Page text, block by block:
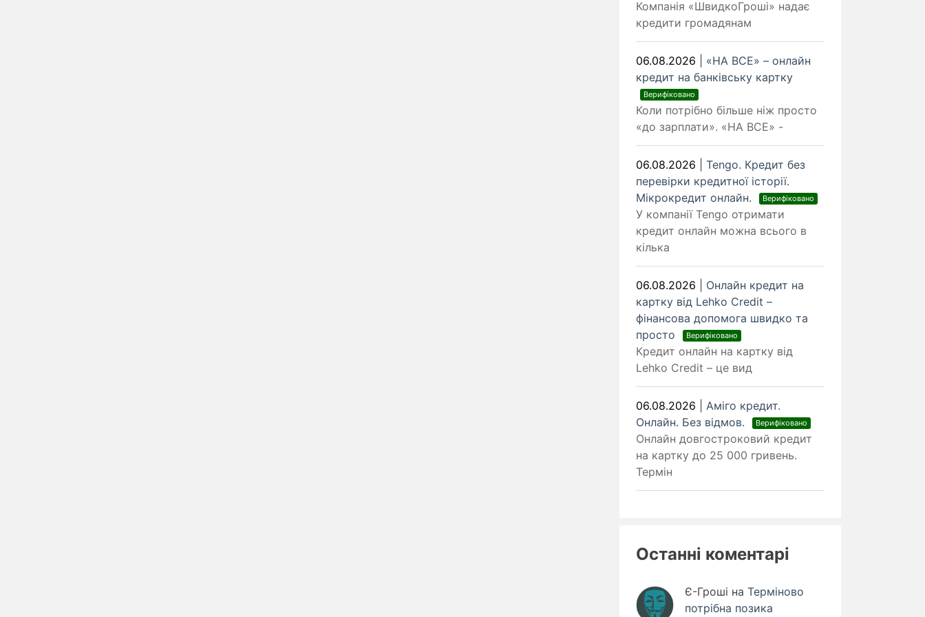
Компанія «ШвидкоГроші» надає
кредити громадянам
06.08.2026
«НА ВСЕ» – онлайн
кредит на банківську картку
Верифіковано
Коли потрібно більше ніж просто
«до зарплати». «НА ВСЕ» -
06.08.2026
Tengo. Кредит без
перевірки кредитної історії.
Мікрокредит онлайн.
Верифіковано
У компанії Tengo отримати
кредит онлайн можна всього в
кілька
06.08.2026
Онлайн кредит на
картку від Lehko Сredit –
фінансова допомога швидко та
просто
Верифіковано
Кредит онлайн на картку від
Lehko Credit – це вид
06.08.2026
Аміго кредит.
Онлайн. Без відмов.
Верифіковано
Онлайн довгостроковий кредит
на картку до 25 000 гривень.
Термін
Останні коментарі
Є-Гроші на Терміново
потрібна позика